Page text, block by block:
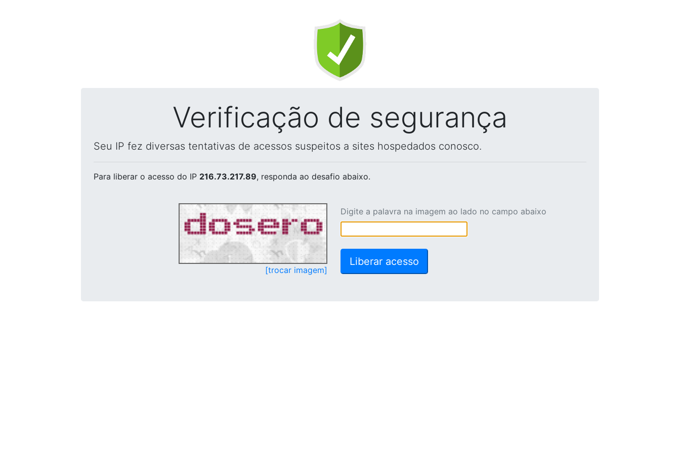
Verificação de segurança
Seu IP fez diversas tentativas de acessos suspeitos a sites hospedados conosco.
Para liberar o acesso do IP 216.73.217.89, responda ao desafio abaixo.
[trocar imagem]
Digite a palavra na imagem ao lado no campo abaixo